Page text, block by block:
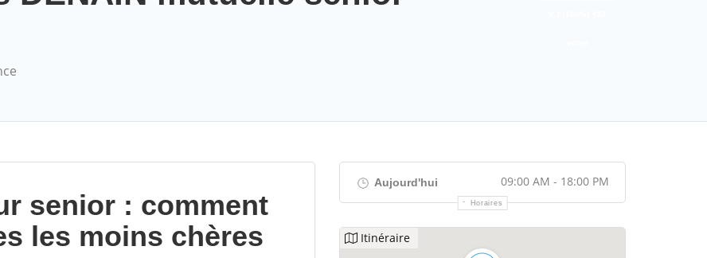
senior : comment
les moins chères
Aujourd'hui 09:00 AM - 18:00 PM
Horaires
Itinéraire